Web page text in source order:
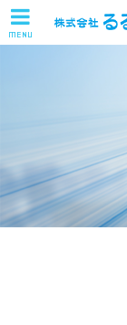
MENU